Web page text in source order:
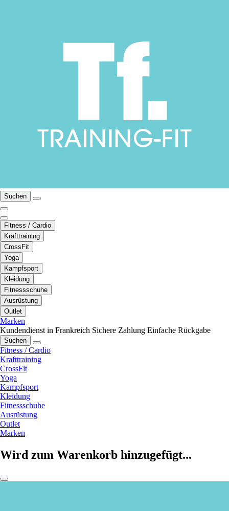
Suchen
Fitness / Cardio
Krafttraining
CrossFit
Yoga
Kampfsport
Kleidung
Fitnessschuhe
Ausrüstung
Outlet
Marken
Kundendienst in Frankreich Sichere Zahlung Einfache Rückgabe
Suchen
Fitness / Cardio
Krafttraining
CrossFit
Yoga
Kampfsport
Kleidung
Fitnessschuhe
Ausrüstung
Outlet
Marken
Wird zum Warenkorb hinzugefügt...